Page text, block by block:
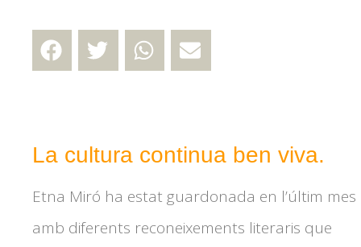
La cultura continua ben viva.
Etna Miró ha estat guardonada en l’últim mes
amb diferents reconeixements literaris que